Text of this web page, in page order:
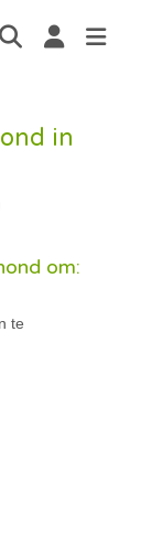
in
om:
te